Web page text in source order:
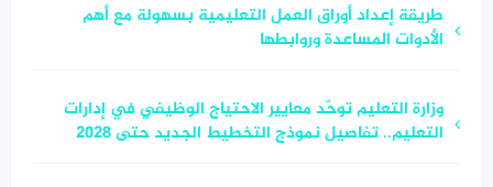
طريقة إعداد أوراق العمل التعليمية بسهولة مع أهم
الأدوات المساعدة وروابطها
وزارة التعليم توحّد معايير الاحتياج الوظيفي في إدارات
التعليم.. تفاصيل نموذج التخطيط الجديد حتى 2028